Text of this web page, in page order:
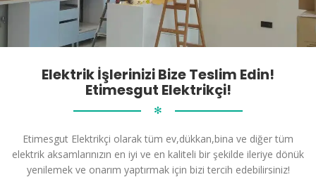
Elektrik İşlerinizi Bize Teslim Edin!
Etimesgut Elektrikçi!
✻
Etimesgut Elektrikçi olarak tüm ev,dükkan,bina ve diğer tüm
elektrik aksamlarınızın en iyi ve en kaliteli bir şekilde ileriye dönük
yenilemek ve onarım yaptırmak için bizi tercih edebilirsiniz!